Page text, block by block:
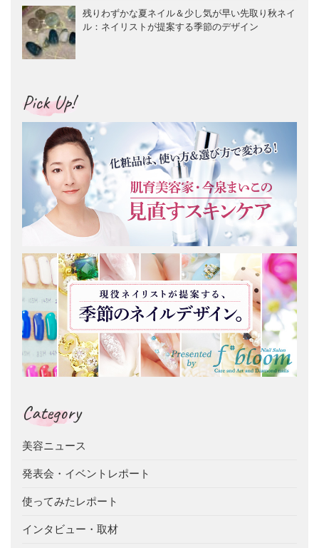
残りわずかな夏ネイル＆少し気が早い先取り秋ネイ
ル：ネイリストが提案する季節のデザイン
Pick Up!
Category
美容ニュース
発表会・イベントレポート
使ってみたレポート
インタビュー・取材